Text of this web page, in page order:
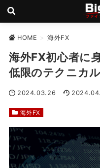
HOME > 海外FX
海外FX初心者に
低限のテクニカ
2024.03.26
海外FX